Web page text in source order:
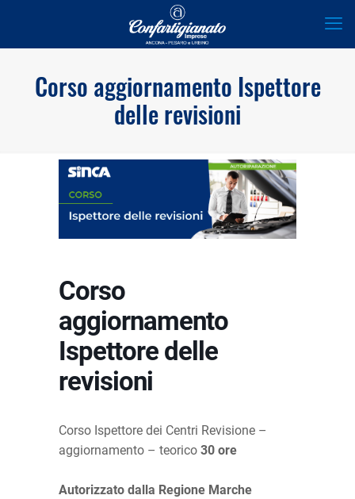
Corso aggiornamento Ispettore
delle revisioni
Corso
aggiornamento
Ispettore delle
revisioni
Corso Ispettore dei Centri Revisione –
aggiornamento – teorico 30 ore
Autorizzato dalla Regione Marche